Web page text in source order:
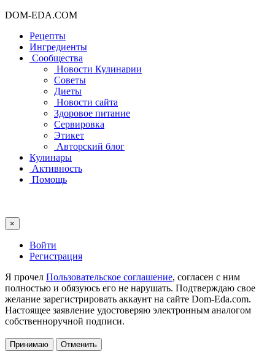
DOM-EDA.COM
Рецепты
Ингредиенты
Сообщества
Новости Кулинарии
Советы
Диеты
Новости сайта
Здоровое питание
Сервировка
Этикет
Авторский блог
Кулинары
Активность
Помощь
×
Войти
Регистрация
Я прочел Пользовательское соглашение, согласен с ним
полностью и обязуюсь его не нарушать. Подтверждаю свое
желание зарегистрировать аккаунт на сайте Dom-Eda.com.
Настоящее заявление удостоверяю электронным аналогом
собственноручной подписи.
Принимаю Отменить